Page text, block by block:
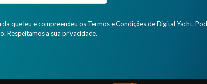
que leu e compreendeu os Termos e Condições de Digital Yacht.
Respeitamos a sua privacidade.